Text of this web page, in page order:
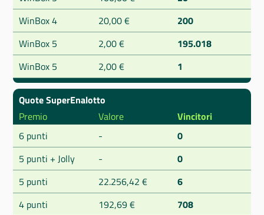
WinBox 4
20,00 €
200
WinBox 5
2,00 €
195.018
WinBox 5
2,00 € 1
Quote SuperEnalotto
Premio
Valore
Vincitori
6 punti
-
0
5 punti + Jolly
-
0
5 punti
22.256,42 €
6
4 punti
192,69 €
708